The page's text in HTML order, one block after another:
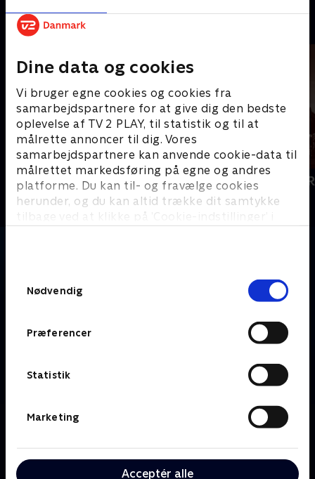
Dine data og cookies
Vi bruger egne cookies og cookies fra
samarbejdspartnere for at give dig den bedste
oplevelse af TV 2 PLAY, til statistik og til at
målrette annoncer til dig. Vores
samarbejdspartnere kan anvende cookie-data til
målrettet markedsføring på egne og andres
platforme. Du kan til- og fravælge cookies
herunder, og du kan altid trække dit samtykke
tilbage ved at klikke på ’Cookie-indstillinger’ i
Nødvendig
Præferencer
Statistik
Marketing
Acceptér alle
Andre så også
Cykling
Cykling
Catalonien
Cykling
Om Cykling - Højdepunkter
ugelange etapeløb, banecykling og cyklecross.